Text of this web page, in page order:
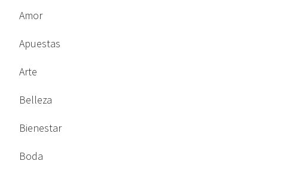
Amor
Apuestas
Arte
Belleza
Bienestar
Boda